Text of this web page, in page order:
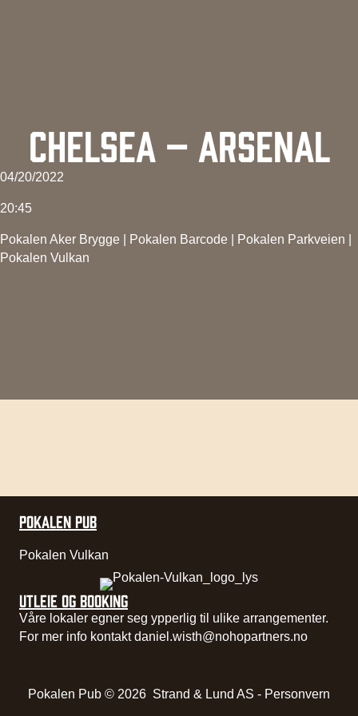
CHELSEA – ARSENAL
04/20/2022
20:45
Pokalen Aker Brygge Pokalen Barcode Pokalen Parkveien
Pokalen Vulkan
POKALEN PUB
Pokalen Vulkan
UTLEIE OG BOOKING
Våre lokaler egner seg ypperlig til ulike arrangementer.
For mer info kontaktdaniel.wisth@nohopartners.no
Pokalen Pub © 2026 Strand & Lund AS - Personvern